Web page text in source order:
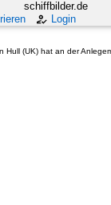
schiffbilder.de
Login
Hull (UK) hat an der